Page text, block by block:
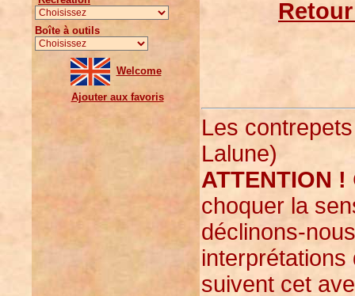
Boîte à outils
Welcome
Ajouter aux favoris
Les
Lalune)
ATTENTION !
choquer la
déclinons-
suivent cet